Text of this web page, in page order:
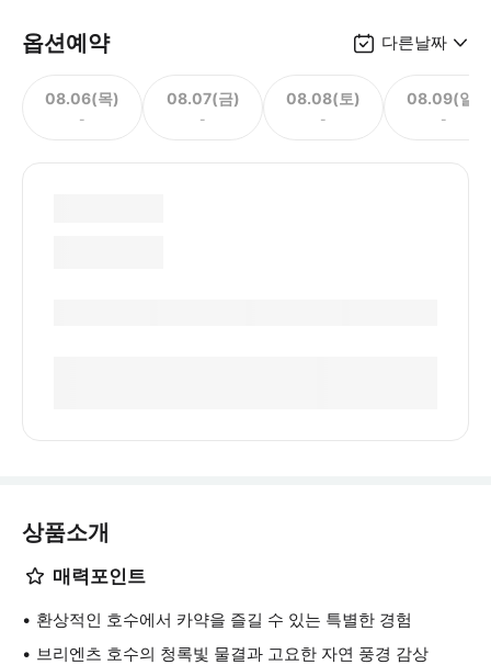
옵션예약 다른날짜
08.06(목)
-
08.07(금)
-
08.08(토)
-
08.09(일)
-
상품소개
매력포인트
환상적인 호수에서 카약을 즐길 수 있는 특별한 경험
브리엔츠 호수의 청록빛 물결과 고요한 자연 풍경 감상